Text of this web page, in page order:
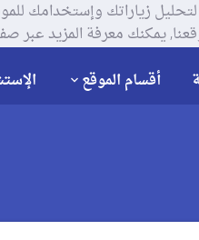
يمكنك معرفة المزيد عبر
أقسام الموقع